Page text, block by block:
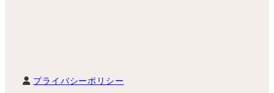
プライバシーポリシー